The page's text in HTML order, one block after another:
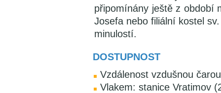
připomínány ještě z období
Josefa nebo filiální kostel
minulostí.
DOSTUPNOST
Vzdálenost vzdušnou
Vlakem: stanice Vratimov